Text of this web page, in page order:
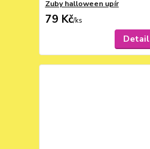
Zuby halloween upír
79 Kč/ks
Detail